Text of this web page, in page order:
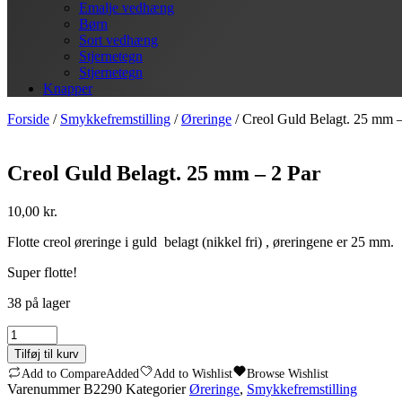
Emalje vedhæng
Børn
Sort vedhæng
Stjernetegn
Stjernetegn
Knapper
Forside / Smykkefremstilling /Øreringe / Creol Guld Belagt. 25 mm
Creol Guld Belagt. 25 mm – 2 Par
10,00 kr.
Flotte creol øreringe i guld belagt (nikkel fri) , øreringene er 25 mm.
Super flotte!
38 på lager
Creol
Guld
Belagt.
25
mm
Tilføj til kurv
Add to CompareAdded Add to Wishlist Browse Wishlist
VarenummerB2290 Kategorier Øreringe, Smykkefremstilling